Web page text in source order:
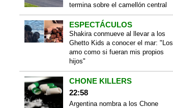
termina sobre el camellón central
ESPECTÁCULOS
Shakira conmueve al llevar a los
Ghetto Kids a conocer el mar: "Los
amo como si fueran mis propios
hijos"
CHONE KILLERS
22:58
Argentina nombra a los Chone